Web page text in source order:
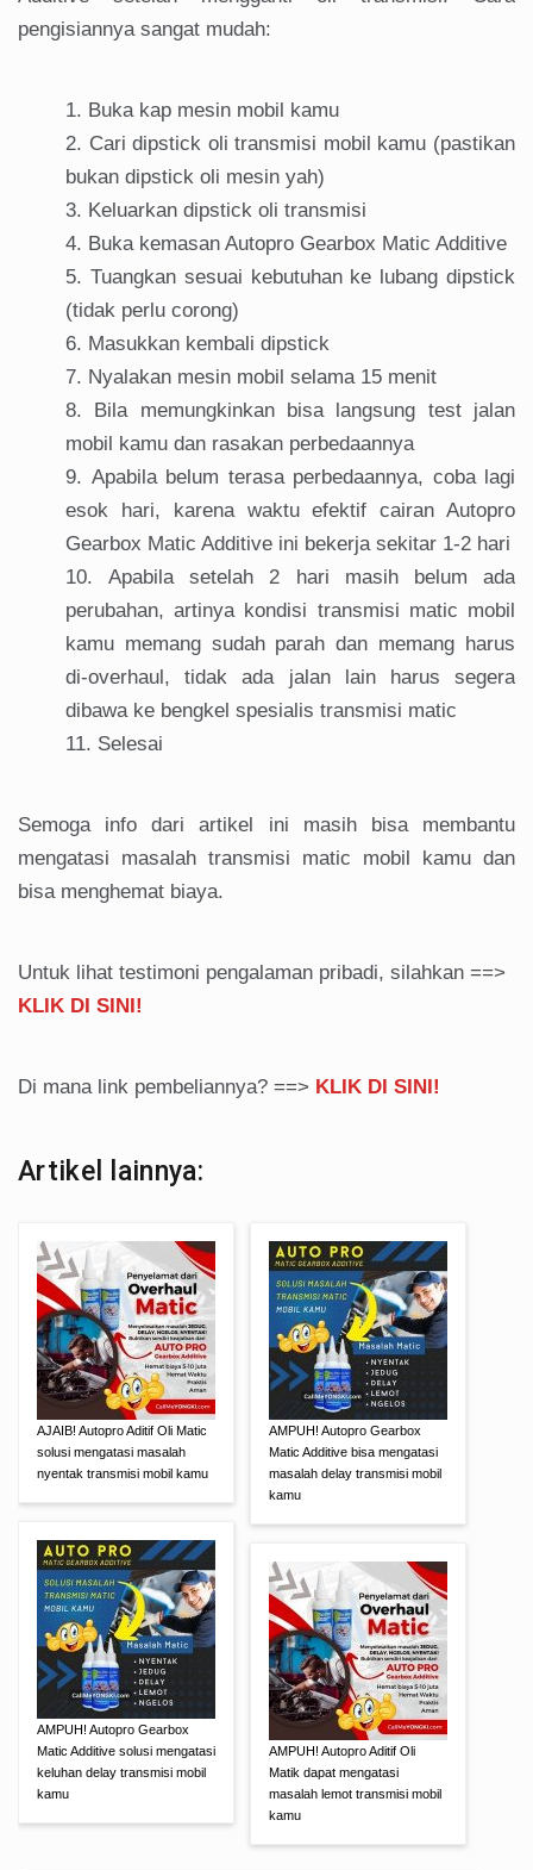
pengisiannya sangat mudah:
Buka kap mesin mobil kamu
Cari dipstick oli transmisi mobil kamu (pastikan
bukan dipstick oli mesin yah)
Keluarkan dipstick oli transmisi
Buka kemasan Autopro Gearbox Matic Additive
Tuangkan sesuai kebutuhan ke lubang dipstick
(tidak perlu corong)
Masukkan kembali dipstick
Nyalakan mesin mobil selama 15 menit
Bila memungkinkan bisa langsung test jalan
mobil kamu dan rasakan perbedaannya
Apabila belum terasa perbedaannya, coba lagi
esok hari, karena waktu efektif cairan Autopro
Gearbox Matic Additive ini bekerja sekitar 1-2 hari
Apabila setelah 2 hari masih belum ada
perubahan, artinya kondisi transmisi matic mobil
kamu memang sudah parah dan memang harus
di-overhaul, tidak ada jalan lain harus segera
dibawa ke bengkel spesialis transmisi matic
Selesai
Semoga info dari artikel ini masih bisa membantu
mengatasi masalah transmisi matic mobil kamu dan
bisa menghemat biaya.
Untuk lihat testimoni pengalaman pribadi, silahkan ==>
KLIK DI SINI!
Di mana link pembeliannya? ==> KLIK DI SINI!
Artikel lainnya:
AJAIB! Autopro Aditif Oli Matic
solusi mengatasi masalah
nyentak transmisi mobil kamu
AMPUH! Autopro Gearbox
Matic Additive solusi mengatasi
keluhan delay transmisi mobil
kamu
AMPUH! Autopro Gearbox
Matic Additive bisa mengatasi
masalah delay transmisi mobil
kamu
AMPUH! Autopro Aditif Oli
Matik dapat mengatasi
masalah lemot transmisi mobil
kamu